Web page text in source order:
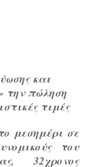
και
την πώληση
τιμές
μεσημέρι σε
του
32χρονος